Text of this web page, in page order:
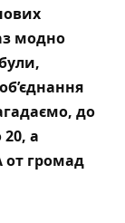
модно
до
а
от громад